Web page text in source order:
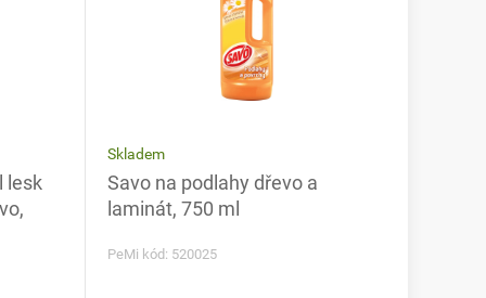
lesk
Skladem
Savo na podlahy dřevo a
laminát, 750 ml
PeMi kód: 520025